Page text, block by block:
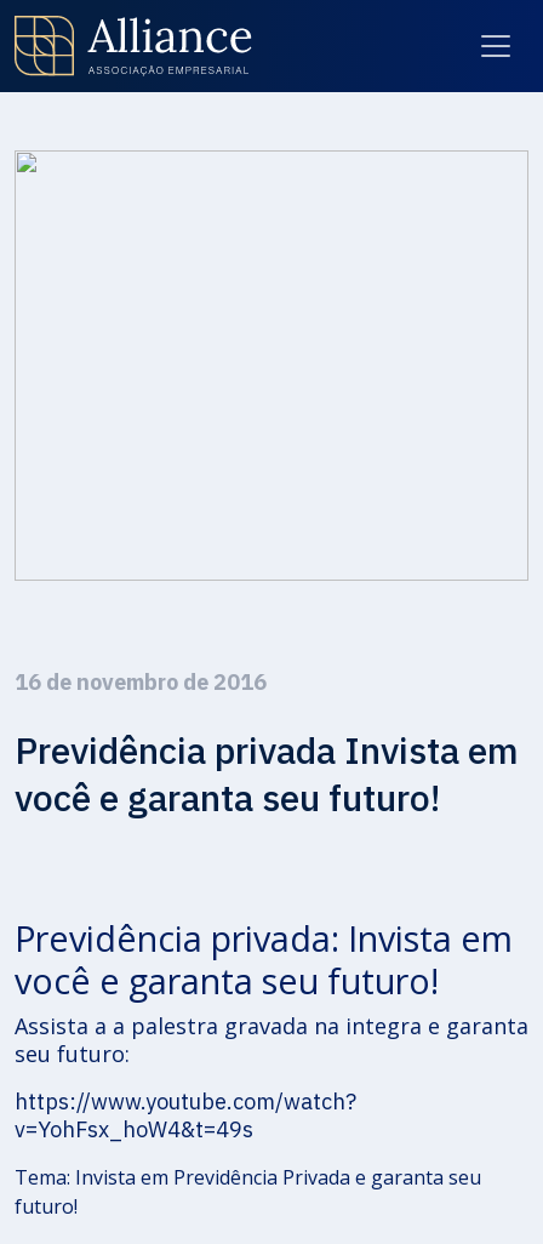
16 de novembro de 2016
Previdência privada Invista em
você e garanta seu futuro!
Previdência privada: Invista em
você e garanta seu futuro!
Assista a a palestra gravada na integra e garanta
seu futuro:
https://www.youtube.com/watch?
v=YohFsx_hoW4&t=49s
Tema: Invista em Previdência Privada e garanta seu
futuro!